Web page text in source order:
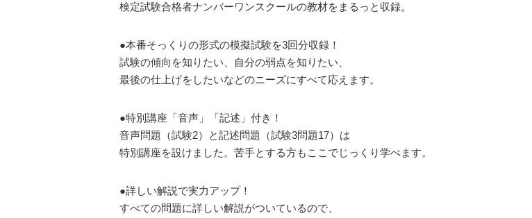
検定試験合格者ナンバーワンスクールの教材をまるっと収録。
●本番そっくりの形式の模擬試験を3回分収録！
試験の傾向を知りたい、自分の弱点を知りたい、
最後の仕上げをしたいなどのニーズにすべて応えます。
●特別講座「音声」「記述」付き！
音声問題（試験2）と記述問題（試験3問題17）は
特別講座を設けました。苦手とする方もここでじっくり学べます。
●詳しい解説で実力アップ！
すべての問題に詳しい解説がついているので、